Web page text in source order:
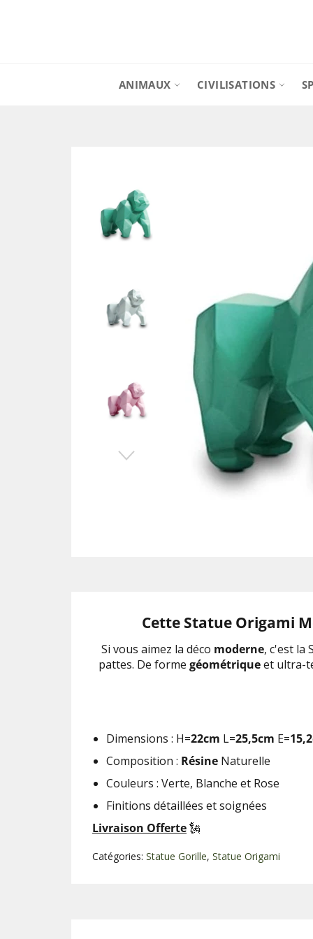
ANIMAUX CIVILISATIONS
Cette Statue Origami
Si vous aimez la déco moderne, c'est la
pattes. De forme géométriqueet ultra-
Dimensions : H=22cm L=25,5cm E=15
Composition : Résine Naturelle
Couleurs : Verte, Blanche et Rose
Finitions détaillées et soignées
Livraison Offerte🗽
Catégories: Statue Gorille, Statue Origami